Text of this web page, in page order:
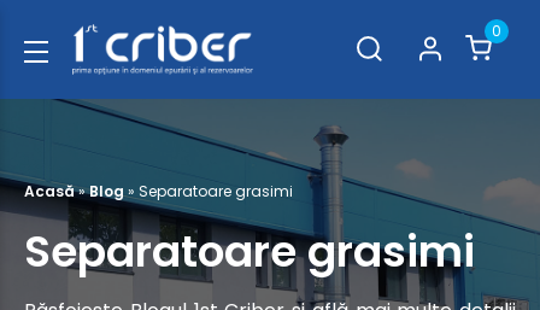
0
Acasă»Blog» Separatoare grasimi
Separatoare grasimi